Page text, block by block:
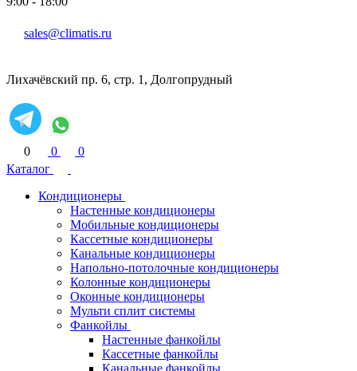
sales@climatis.ru
Лихачёвский пр. 6, стр. 1, Долгопрудный
0 0
0
Каталог
Кондиционеры
Настенные кондиционеры
Мобильные кондиционеры
Кассетные кондиционеры
Канальные кондиционеры
Напольно-потолочные кондиционеры
Колонные кондиционеры
Оконные кондиционеры
Мульти сплит системы
Фанкойлы
Настенные фанкойлы
Кассетные фанкойлы
Канальные фанкойлы